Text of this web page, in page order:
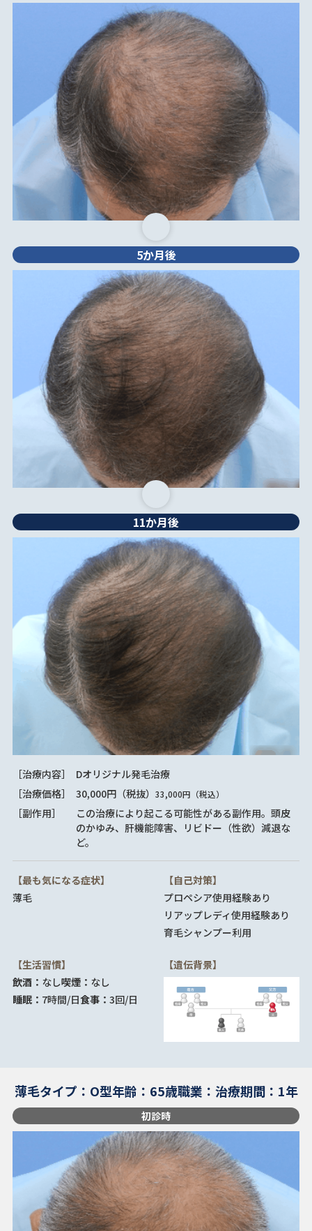
5か月後
11か月後
［治療内容］
Dオリジナル発毛治療
［治療価格］
30,000円（税抜） 33,000円（税込）
［副作用］
この治療により起こる可能性がある副作用。頭皮
のかゆみ、肝機能障害、リビドー（性欲）減退な
ど。
【最も気になる症状】
薄毛
【自己対策】
プロペシア使用経験あり
リアップレディ使用経験あり
育毛シャンプー利用
【生活習慣】
飲酒： なし喫煙： なし
睡眠： 7時間/日食事： 3回/日
【遺伝背景】
薄毛タイプ：O型年齢：65歳職業： 治療期間：1年
初診時